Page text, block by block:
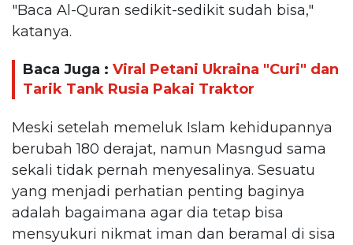
"Baca Al-Quran sedikit-sedikit sudah bisa,"
katanya.
Baca Juga : Viral Petani Ukraina "Curi" dan
Tarik Tank Rusia Pakai Traktor
Meski setelah memeluk Islam kehidupannya
berubah 180 derajat, namun Masngud sama
sekali tidak pernah menyesalinya. Sesuatu
yang menjadi perhatian penting baginya
adalah bagaimana agar dia tetap bisa
mensyukuri nikmat iman dan beramal di sisa